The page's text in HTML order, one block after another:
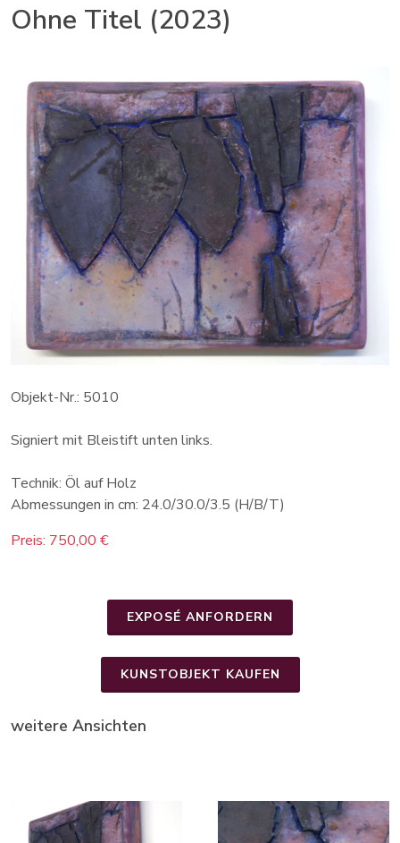
Ohne Titel (2023)
Objekt-Nr.: 5010
Signiert mit Bleistift unten links.
Technik: Öl auf Holz
Abmessungen in cm: 24.0/30.0/3.5 (H/B/T)
Preis: 750,00 €
EXPOSÉ ANFORDERN
KUNSTOBJEKT KAUFEN
weitere Ansichten